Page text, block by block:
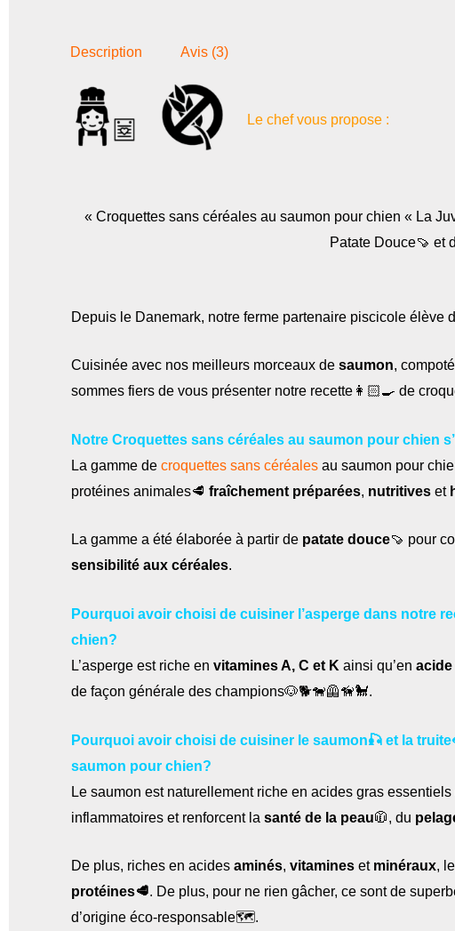
Description Avis (3)
Le chef vous propose :
« Croquettes sans céréales au saumon pour chien « La
Patate Douce🍠 et
Depuis le Danemark, notre ferme partenaire piscicole élève
Cuisinée avec nos meilleurs morceaux de saumon,
sommes fiers de vous présenter notre recette👩🏻‍🍳 de
Notre Croquettes sans céréales au saumon pour chien
La gamme de croquettes sans céréales au saumon pour
protéines animales🥩 fraîchement préparées, nutritives et
La gamme a été élaborée à partir de patate douce🍠 pour
sensibilité aux céréales.
Pourquoi avoir choisi de cuisiner l’asperge dans notre
chien?
L’asperge est riche en vitamines A, C et K ainsi qu’en
de façon générale des champions🐶🐕🐕‍🦺🦮🐩.
Pourquoi avoir choisi de cuisiner le saumon🎣 et la truite
saumon pour chien?
Le saumon est naturellement riche en acides gras essentiels
inflammatoires et renforcent la santé de la peau🧥, du
De plus, riches en acides aminés, vitamines et minéraux,
protéines🥩. De plus, pour ne rien gâcher, ce sont de
d’origine éco-responsable🗺.